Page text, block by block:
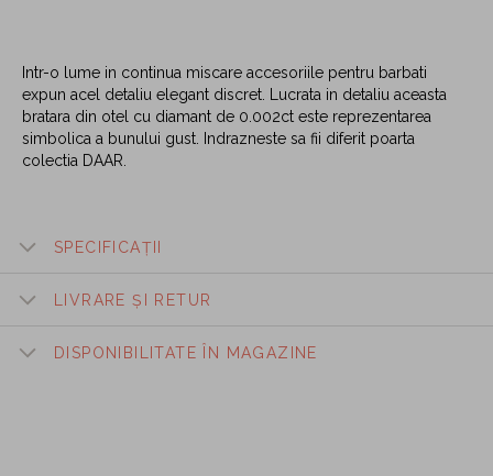
Intr-o lume in continua miscare accesoriile pentru barbati
expun acel detaliu elegant discret. Lucrata in detaliu aceasta
bratara din otel cu diamant de 0.002ct este reprezentarea
simbolica a bunului gust. Indrazneste sa fii diferit poarta
colectia DAAR.
SPECIFICAȚII
LIVRARE ȘI RETUR
DISPONIBILITATE ÎN MAGAZINE